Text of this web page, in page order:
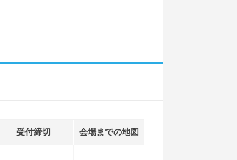
受付締切 会場までの地図